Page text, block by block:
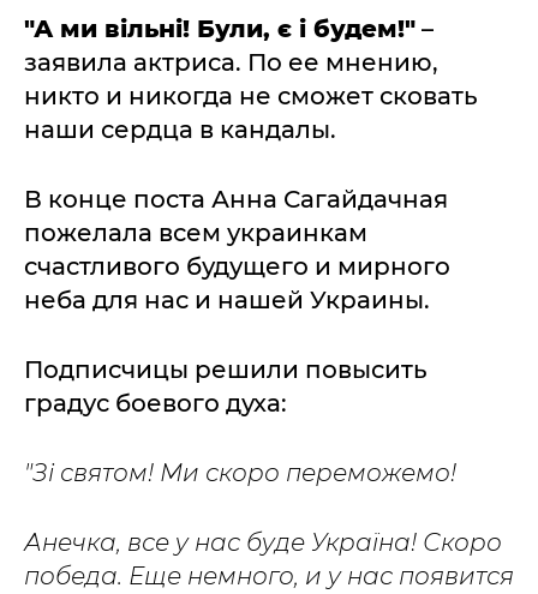
"А ми вільні! Були, є і будем!" –
заявила актриса. По ее мнению,
никто и никогда не сможет сковать
наши сердца в кандалы.
В конце поста Анна Сагайдачная
пожелала всем украинкам
счастливого будущего и мирного
неба для нас и нашей Украины.
Подписчицы решили повысить
градус боевого духа:
"Зі святом! Ми скоро переможемо!
Анечка, все у нас буде Україна! Скоро
победа. Еще немного, и у нас появится